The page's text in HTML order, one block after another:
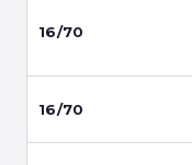
16/70
16/70